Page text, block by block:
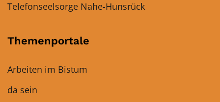
Telefonseelsorge Nahe-Hunsrück
Themenportale
Arbeiten im Bistum
da sein